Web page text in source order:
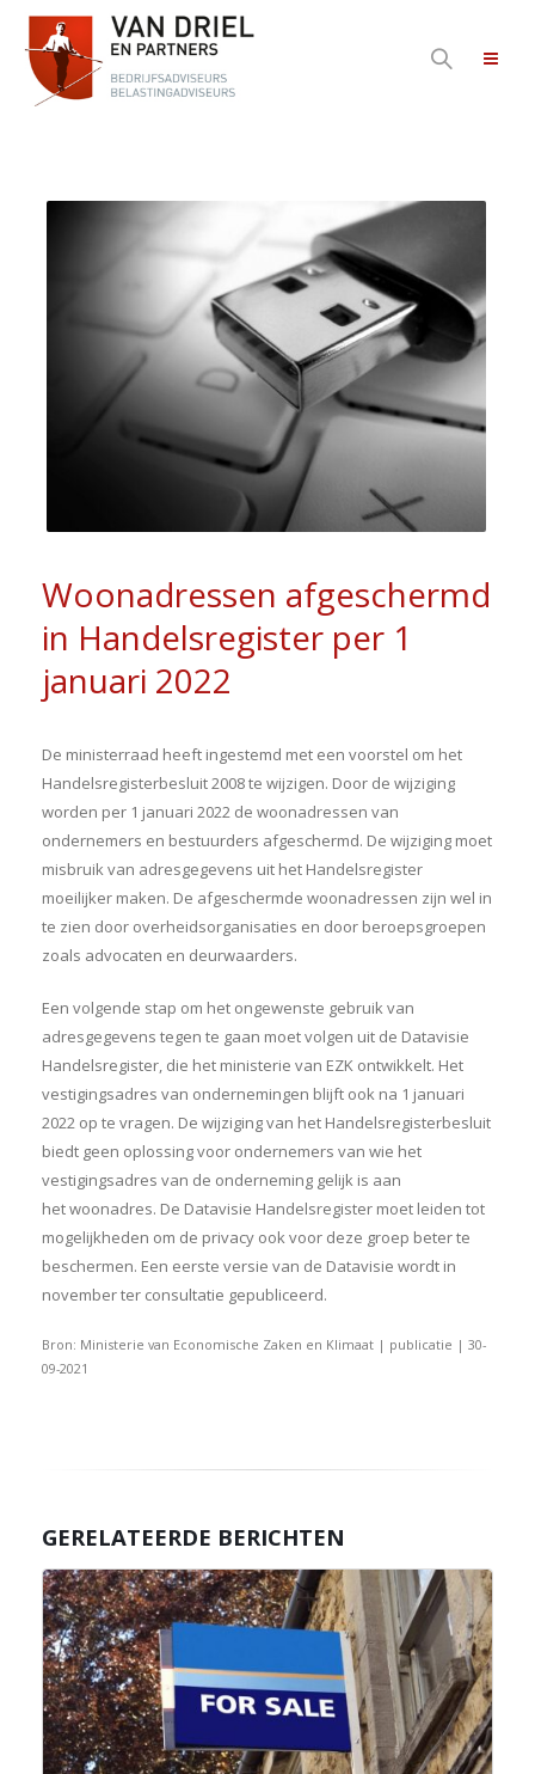
Woonadressen afgeschermd
in Handelsregister per 1
januari 2022
De ministerraad heeft ingestemd met een voorstel om het
Handelsregisterbesluit 2008 te wijzigen. Door de wijziging
worden per 1 januari 2022 de woonadressen van
ondernemers en bestuurders afgeschermd. De wijziging moet
misbruik van adresgegevens uit het Handelsregister
moeilijker maken. De afgeschermde woonadressen zijn wel in
te zien door overheidsorganisaties en door beroepsgroepen
zoals advocaten en deurwaarders.
Een volgende stap om het ongewenste gebruik van
adresgegevens tegen te gaan moet volgen uit de Datavisie
Handelsregister, die het ministerie van EZK ontwikkelt. Het
vestigingsadres van ondernemingen blijft ook na 1 januari
2022 op te vragen. De wijziging van het Handelsregisterbesluit
biedt geen oplossing voor ondernemers van wie het
vestigingsadres van de onderneming gelijk is aan
het woonadres. De Datavisie Handelsregister moet leiden tot
mogelijkheden om de privacy ook voor deze groep beter te
beschermen. Een eerste versie van de Datavisie wordt in
november ter consultatie gepubliceerd.
Bron: Ministerie van Economische Zaken en Klimaat | publicatie | 30-
09-2021
GERELATEERDE BERICHTEN